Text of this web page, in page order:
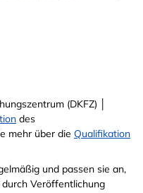
(DKFZ) │
des
mehr über die Qualifikation
und passen sie an,
Veröffentlichung